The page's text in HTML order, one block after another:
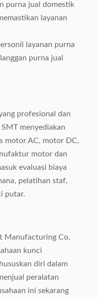
purna jual domestik
layanan
layanan purna
purna jual
profesional dan
menyediakan
motor AC, motor DC,
motor dan
evaluasi biaya
pelatihan staf,
putar.
Manufacturing Co,
kunci
diri dalam
peralatan
ini sekarang